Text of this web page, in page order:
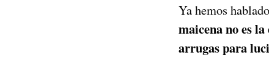
Ya hemos
maicena no es
arrugas para